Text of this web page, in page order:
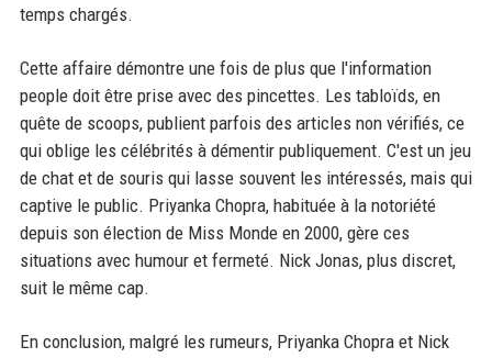
temps chargés.
Cette affaire démontre une fois de plus que l'information
people doit être prise avec des pincettes. Les tabloïds, en
quête de scoops, publient parfois des articles non vérifiés, ce
qui oblige les célébrités à démentir publiquement. C'est un jeu
de chat et de souris qui lasse souvent les intéressés, mais qui
captive le public. Priyanka Chopra, habituée à la notoriété
depuis son élection de Miss Monde en 2000, gère ces
situations avec humour et fermeté. Nick Jonas, plus discret,
suit le même cap.
En conclusion, malgré les rumeurs, Priyanka Chopra et Nick